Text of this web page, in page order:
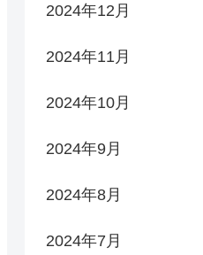
2024年12月
2024年11月
2024年10月
2024年9月
2024年8月
2024年7月